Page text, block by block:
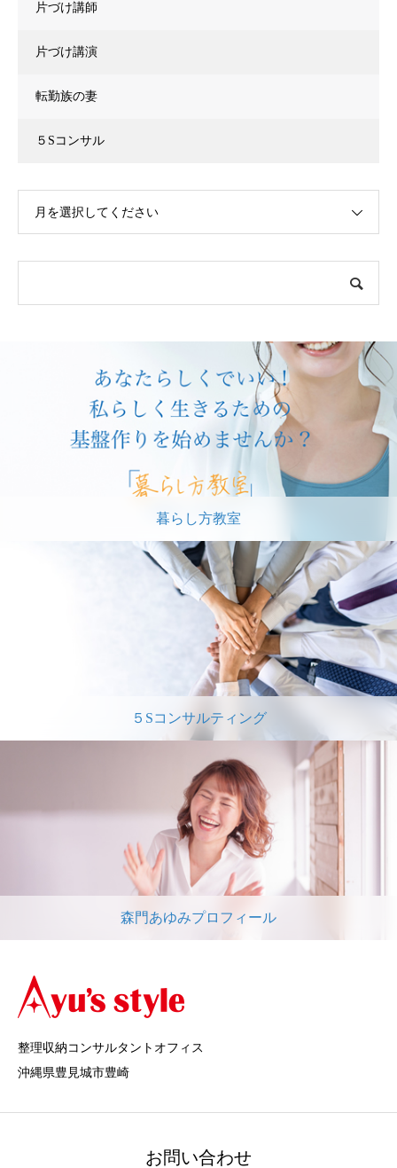
片づけ講師
片づけ講演
転勤族の妻
５Sコンサル
月を選択してください
暮らし方教室
５Sコンサルティング
森門あゆみプロフィール
整理収納コンサルタントオフィス
沖縄県豊見城市豊崎
お問い合わせ